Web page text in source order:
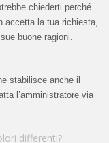
chiederti perché
accetta la tua richiesta,
buone ragioni.
stabilisce anche il
l’amministratore via
differenti?